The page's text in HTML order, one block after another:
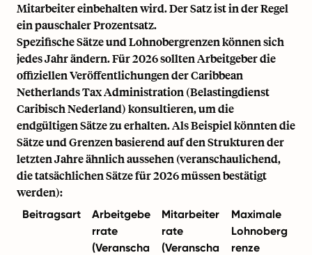
Mitarbeiter einbehalten wird. Der Satz ist in der Regel
ein pauschaler Prozentsatz.
Spezifische Sätze und Lohnobergrenzen können sich
jedes Jahr ändern. Für 2026 sollten Arbeitgeber die
offiziellen Veröffentlichungen der Caribbean
Netherlands Tax Administration (Belastingdienst
Caribisch Nederland) konsultieren, um die
endgültigen Sätze zu erhalten. Als Beispiel könnten die
Sätze und Grenzen basierend auf den Strukturen der
letzten Jahre ähnlich aussehen (veranschaulichend,
die tatsächlichen Sätze für 2026 müssen bestätigt
werden):
Beitragsart
Arbeitgebe
rrate
(Veranscha
Mitarbeiter
rate
(Veranscha
Maximale
Lohnoberg
renze